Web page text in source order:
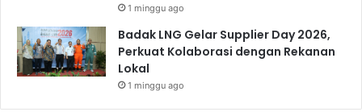
1 minggu ago
Badak LNG Gelar Supplier Day 2026,
Perkuat Kolaborasi dengan Rekanan
Lokal
1 minggu ago